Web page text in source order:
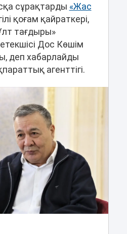
сұрақтарды «Жас
қоғам қайраткері,
тағдыры»
Дос Көшім
деп хабарлайды
агенттігі.